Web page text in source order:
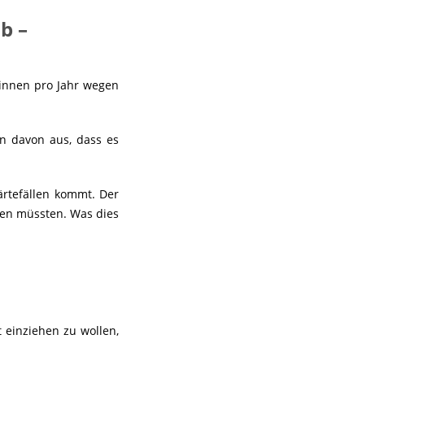
–
pro Jahr wegen
davon aus, dass es
kommt. Der
müssten. Was dies
zu wollen,